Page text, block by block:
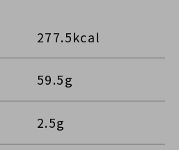
277.5kcal
59.5g
2.5g